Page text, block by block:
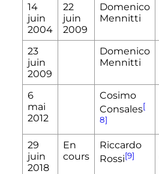
14
juin
2004
22
juin
2009
Domenico
Mennitti
23
juin
2009
Domenico
Mennitti
6
mai
2012
Cosimo
Consales[
8]
29
juin
2018
En
cours
Riccardo
Rossi[9]